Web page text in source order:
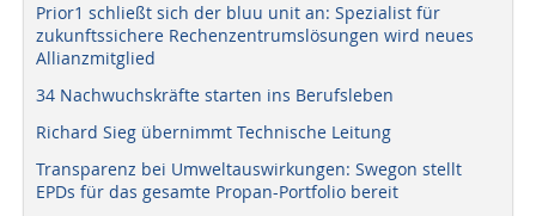
Prior1 schließt sich der bluu unit an: Spezialist für
zukunftssichere Rechenzentrumslösungen wird neues
Allianzmitglied
34 Nachwuchskräfte starten ins Berufsleben
Richard Sieg übernimmt Technische Leitung
Transparenz bei Umweltauswirkungen: Swegon stellt
EPDs für das gesamte Propan-Portfolio bereit